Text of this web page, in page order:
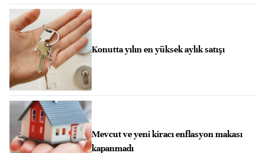
Konutta yılın en yüksek aylık satışı
Mevcut ve yeni kiracı enflasyon makası
kapanmadı